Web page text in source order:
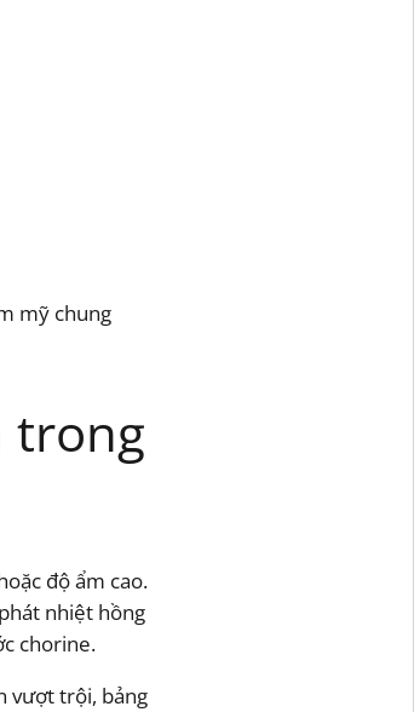
mỹ chung
trong
độ ẩm cao.
nhiệt hồng
chorine.
vượt trội, bảng